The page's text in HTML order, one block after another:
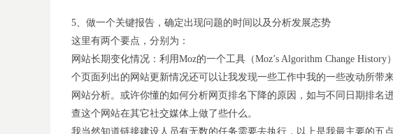
5、做一个关键报告，确定出现问题的时间以及分析发展态势
这里有两个要点，分别为：
网站长期变化情况：利用Moz的一个工具（Moz’s Algorithm Change
个页面列出的网站更新情况还可以让我发现一些工作中我的一些改动所带
网站分析。或许你懂的如何分析网页排名下降的原因，如与不同日期排
查这个网站在其它社交媒体上做了些什么。
我当然知道链接建设人员有无数的任务需要去执行，以上是我最主要的